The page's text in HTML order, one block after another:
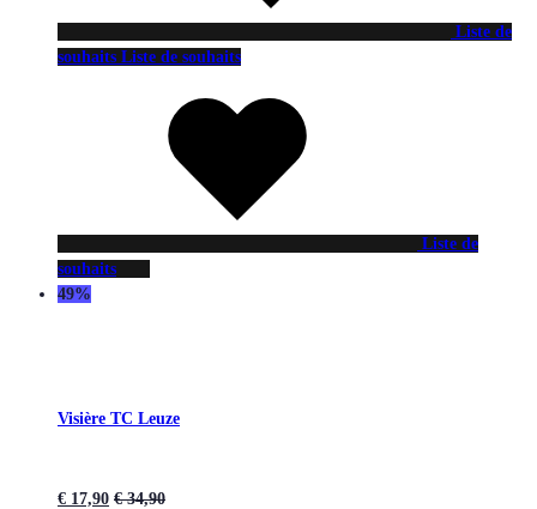
Liste de
souhaits Liste de souhaits
Liste de
souhaits
49%
Visière TC Leuze
€ 17,90 €34,90